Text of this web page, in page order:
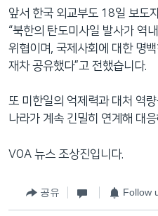
앞서 한국 외교부도 18일 보도
“북한의 탄도미사일 발사가 역
위협이며, 국제사회에 대한 명
재차 공유했다”고 전했습니다.
또 미한일의 억제력과 대처 역
나라가 계속 긴밀히 연계해 대
VOA 뉴스 조상진입니다.
공유 Follow